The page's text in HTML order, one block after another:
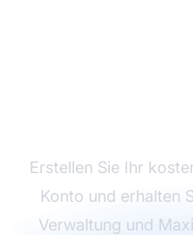
Erstellen Sie Ihr
Konto und erhalten
Verwaltung und